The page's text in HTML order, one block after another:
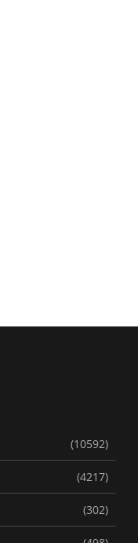
(10592)
(4217)
(302)